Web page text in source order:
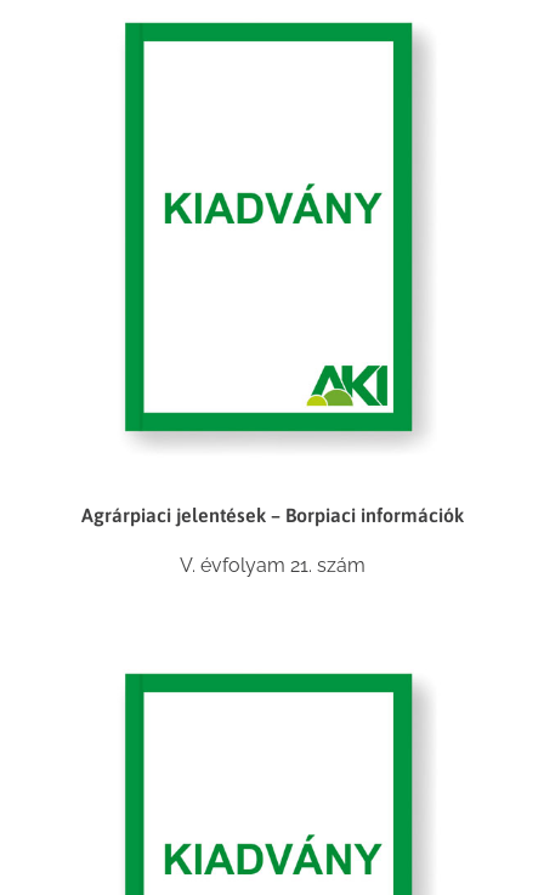
Agrárpiaci jelentések – Borpiaci információk
V. évfolyam 21. szám